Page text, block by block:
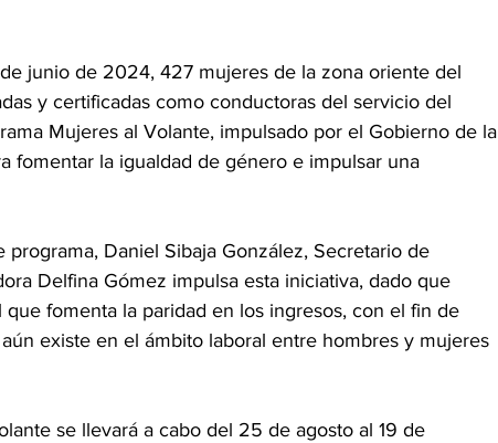
junio de 2024, 427 mujeres de la zona oriente del
y certificadas como conductoras del servicio del
Mujeres al Volante, impulsado por el Gobierno de la
fomentar la igualdad de género e impulsar una
Daniel Sibaja González, Secretario de
Delfina Gómez impulsa esta iniciativa, dado que
fomenta la paridad en los ingresos, con el fin de
existe en el ámbito laboral entre hombres y mujeres
se llevará a cabo del 25 de agosto al 19 de